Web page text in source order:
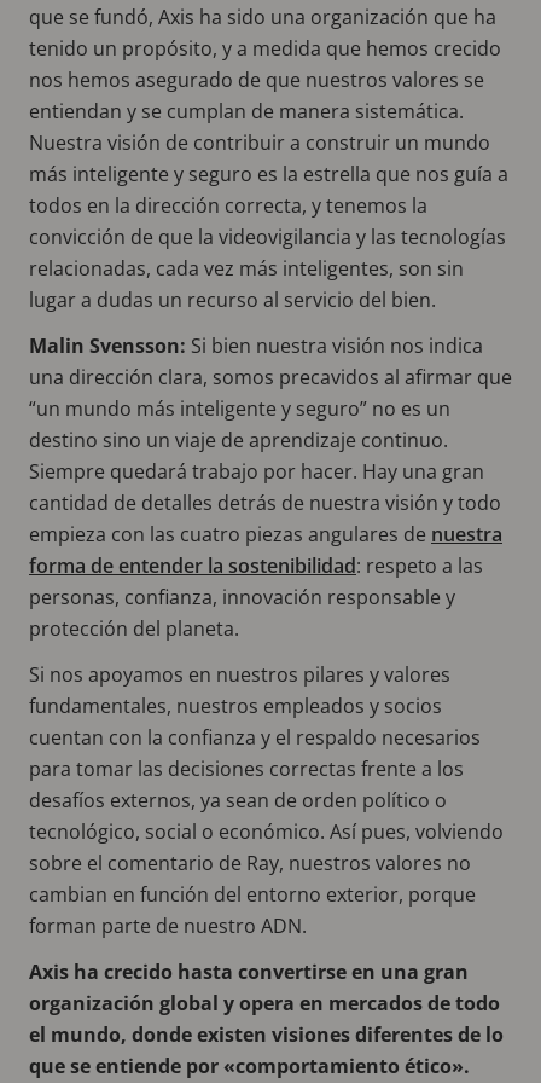
que se fundó, Axis ha sido una organización que ha
tenido un propósito, y a medida que hemos crecido
nos hemos asegurado de que nuestros valores se
entiendan y se cumplan de manera sistemática.
Nuestra visión de contribuir a construir un mundo
más inteligente y seguro es la estrella que nos guía a
todos en la dirección correcta, y tenemos la
convicción de que la videovigilancia y las tecnologías
relacionadas, cada vez más inteligentes, son sin
lugar a dudas un recurso al servicio del bien.
Malin Svensson: Si bien nuestra visión nos indica
una dirección clara, somos precavidos al afirmar que
“un mundo más inteligente y seguro” no es un
destino sino un viaje de aprendizaje continuo.
Siempre quedará trabajo por hacer. Hay una gran
cantidad de detalles detrás de nuestra visión y todo
empieza con las cuatro piezas angulares de nuestra
forma de entender la sostenibilidad: respeto a las
personas, confianza, innovación responsable y
protección del planeta.
Si nos apoyamos en nuestros pilares y valores
fundamentales, nuestros empleados y socios
cuentan con la confianza y el respaldo necesarios
para tomar las decisiones correctas frente a los
desafíos externos, ya sean de orden político o
tecnológico, social o económico. Así pues, volviendo
sobre el comentario de Ray, nuestros valores no
cambian en función del entorno exterior, porque
forman parte de nuestro ADN.
Axis ha crecido hasta convertirse en una gran
organización global y opera en mercados de todo
el mundo, donde existen visiones diferentes de lo
que se entiende por «comportamiento ético».